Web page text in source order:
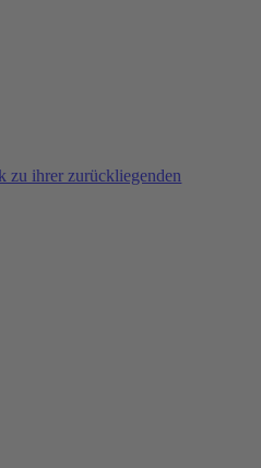
zu ihrer zurückliegenden